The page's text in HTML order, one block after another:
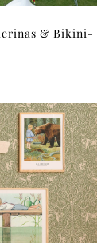
& Bikini-